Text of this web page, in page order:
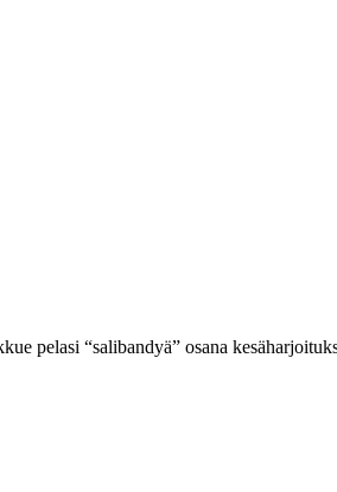
pelasi “salibandyä” osana